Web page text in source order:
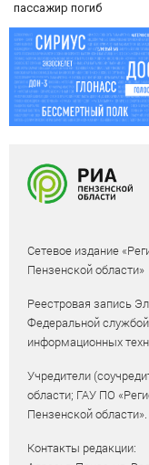
пассажир погиб
Сетевое издание
Пензенской области»
Реестровая запись
Федеральной
информационных
Учредители
области; ГАУ ПО
Пензенской области».
Контакты редакции: